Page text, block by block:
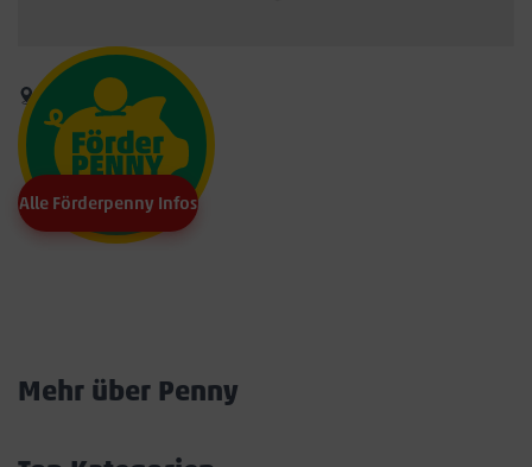
Alle Förderpenny Infos
Mehr über Penny